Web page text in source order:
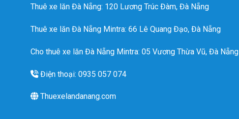
Thuê xe lăn Đà Nẵng: 120 Lương Trúc Đàm, Đà Nẵng
Thuê xe lăn Đà Nẵng Mintra: 66 Lê Quang Đạo, Đà Nẵng
Cho thuê xe lăn Đà Nẵng Mintra: 05 Vương Thừa Vũ, Đà Nẵng
Điện thoại: 0935 057 074
Thuexelandanang.com